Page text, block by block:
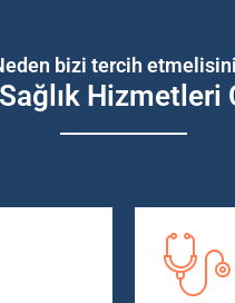
bizi tercih
Hizmetleri